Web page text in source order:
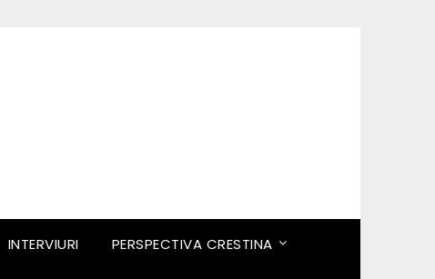
INTERVIURI PERSPECTIVA CRESTINA